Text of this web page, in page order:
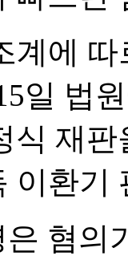
계에
일 법
식 재
이환기
은 혐의